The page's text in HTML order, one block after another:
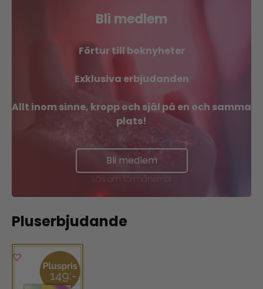
Bli medlem
Förtur till boknyheter
Exklusiva erbjudanden
Allt inom sinne, kropp och själ på en och samma
plats!
Bli medlem
Läs om förmånerna
Pluserbjudande